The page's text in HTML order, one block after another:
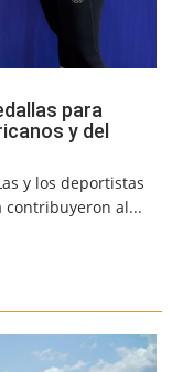
para
y del
y los deportistas
contribuyeron al...